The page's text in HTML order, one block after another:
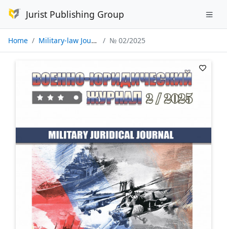
Jurist Publishing Group
Home Military-law Journal № 02/2025